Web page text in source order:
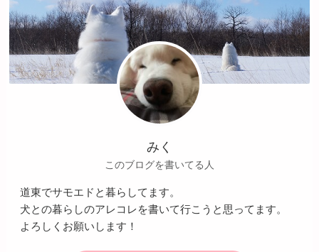
みく
このブログを書いてる人
道東でサモエドと暮らしてます。
犬との暮らしのアレコレを書いて行こうと思ってます。
よろしくお願いします！